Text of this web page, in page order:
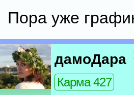
Пора уже
дамоДара
Карма 427